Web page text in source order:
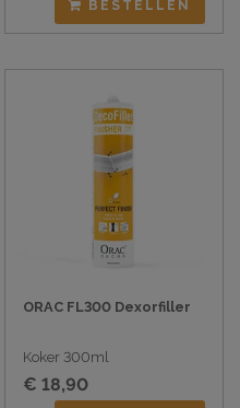
BESTELLEN
ORAC FL300 Dexorfiller
Koker 300ml
€ 18,90